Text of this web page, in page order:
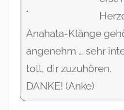
Anahata-Klänge
angenehm … sehr
toll, dir zuzuhören.
DANKE! (Anke)